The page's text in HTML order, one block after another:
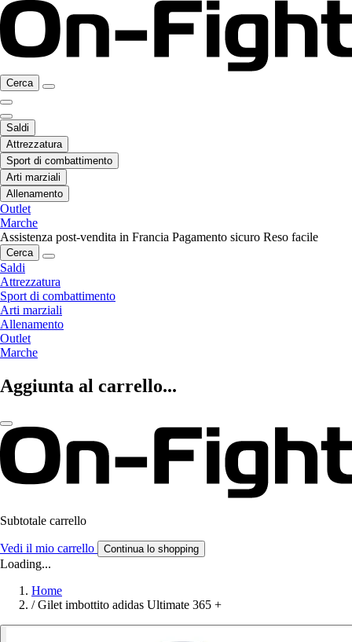
Cerca
Saldi
Attrezzatura
Sport di combattimento
Arti marziali
Allenamento
Outlet
Marche
Assistenza post-vendita in Francia Pagamento sicuro Reso facile
Cerca
Saldi
Attrezzatura
Sport di combattimento
Arti marziali
Allenamento
Outlet
Marche
Aggiunta al carrello...
Subtotale carrello
Vedi il mio carrello Continua lo shopping
Loading...
Home
/ Gilet imbottito adidas Ultimate 365 +